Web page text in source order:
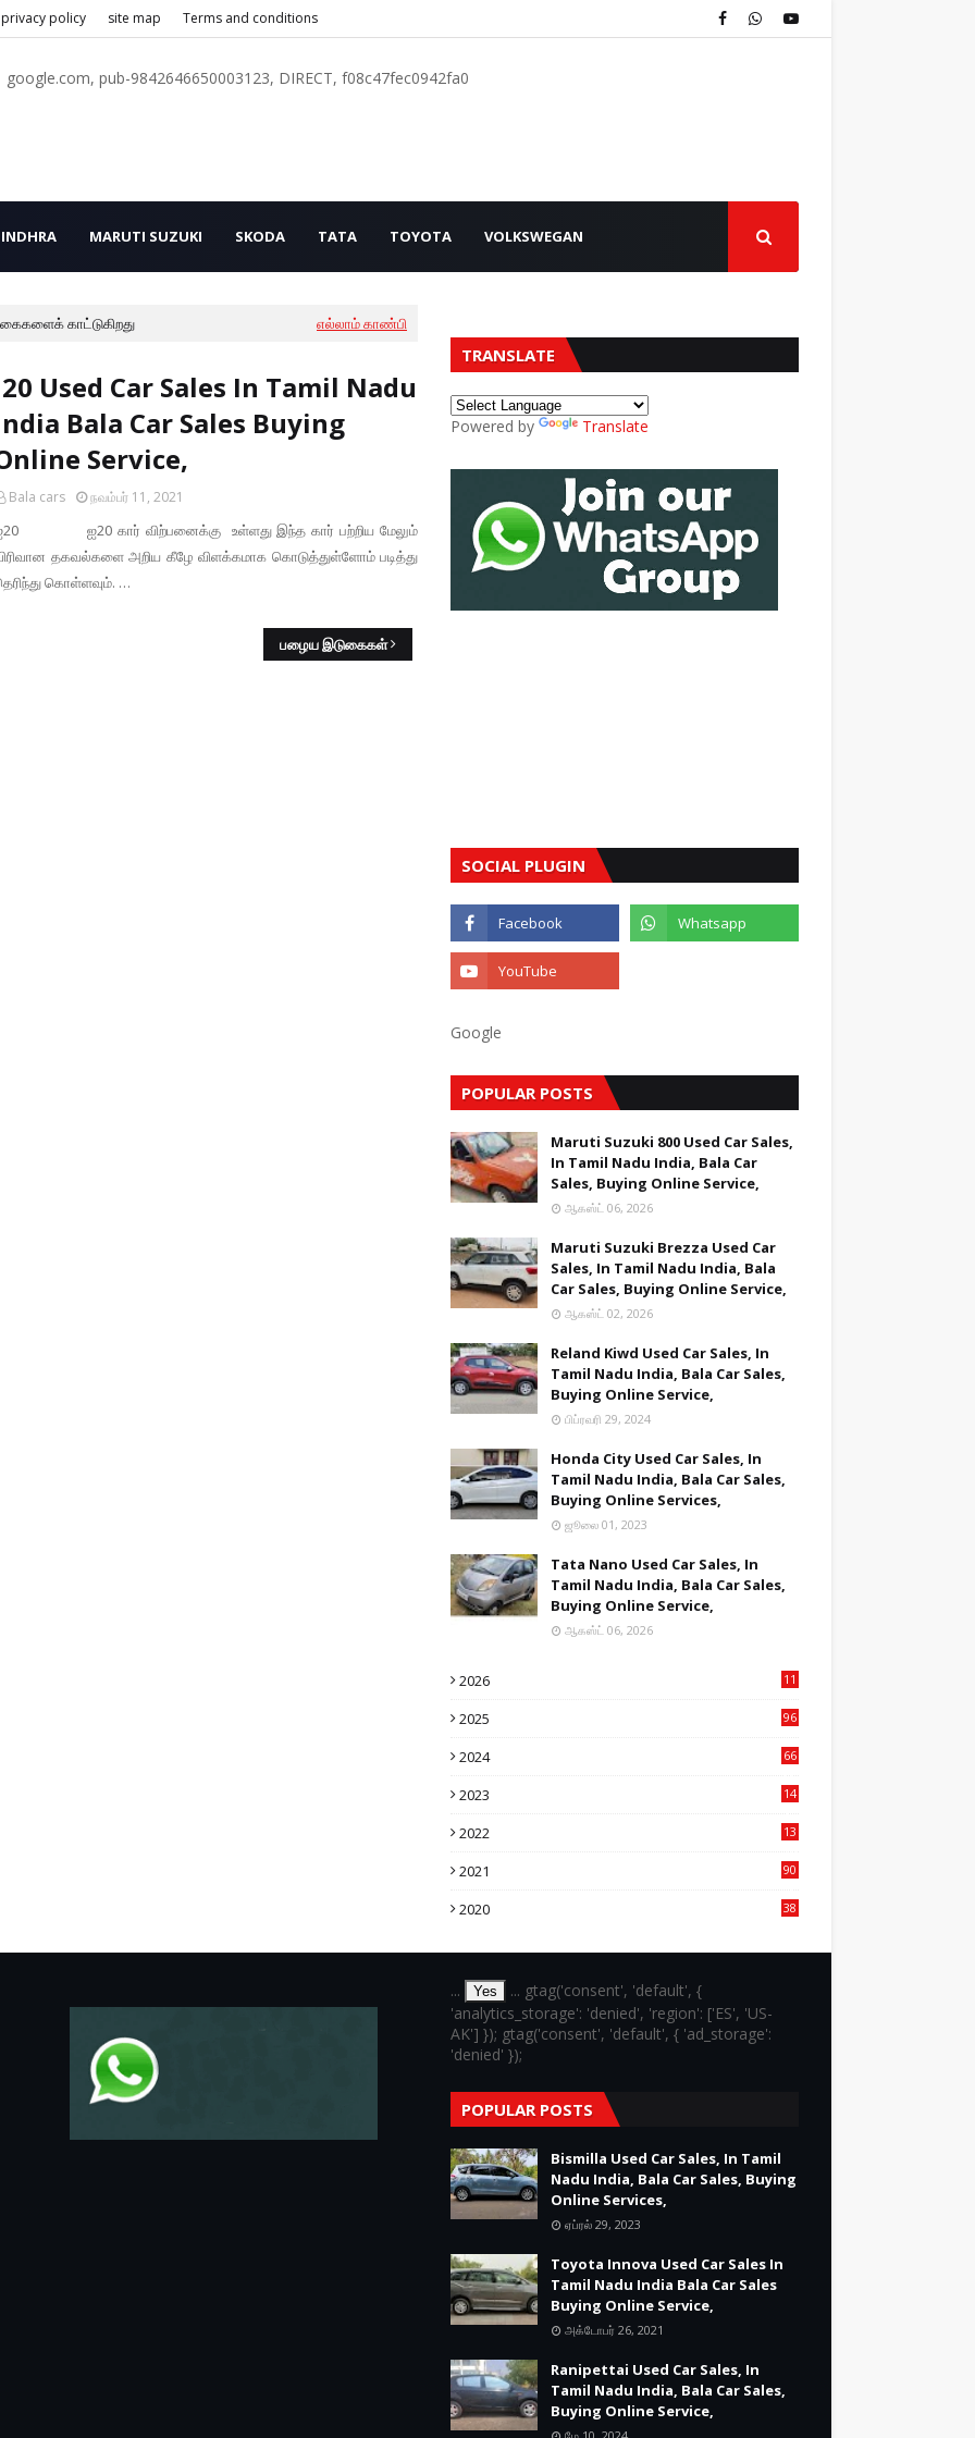
privacy policy site map Terms and conditions
google.com, pub-9842646650003123, DIRECT, f08c47fec0942fa0
MARUTI SUZUKI SKODA TATA TOYOTA VOLKSWEGAN
காட்டுகிறது எல்லாம் காண்பி
Used Car Sales In Tamil Nadu
Bala Car Sales Buying
Service,
Bala cars நவம்பர் 11, 2021
ஐ20 கார் விற்பனைக்கு உள்ளது இந்த கார் பற்றிய மேலும்
தகவல்களை அறிய கீழே விளக்கமாக கொடுத்துள்ளோம் படித்து
கொள்ளவும். …
பழைய இடுகைகள்
TRANSLATE
Powered by Translate
SOCIAL PLUGIN
Google
POPULAR POSTS
Maruti Suzuki 800 Used Car Sales,
In Tamil Nadu India, Bala Car
Sales, Buying Online Service,
ஆகஸ்ட் 06, 2026
Maruti Suzuki Brezza Used Car
Sales, In Tamil Nadu India, Bala
Car Sales, Buying Online Service,
ஆகஸ்ட் 02, 2026
Reland Kiwd Used Car Sales, In
Tamil Nadu India, Bala Car Sales,
Buying Online Service,
பிப்ரவரி 29, 2024
Honda City Used Car Sales, In
Tamil Nadu India, Bala Car Sales,
Buying Online Services,
ஜூலை 01, 2023
Tata Nano Used Car Sales, In
Tamil Nadu India, Bala Car Sales,
Buying Online Service,
ஆகஸ்ட் 06, 2026
2026
11
2025
96
2024
66
2023
14
2022
13
2021
90
2020
38
... Yes
... gtag('consent', 'default', {
'analytics_storage': 'denied', 'region': ['ES', 'US-
AK'] }); gtag('consent', 'default', { 'ad_storage':
'denied' });
POPULAR POSTS
Bismilla Used Car Sales, In Tamil
Nadu India, Bala Car Sales, Buying
Online Services,
ஏப்ரல் 29, 2023
Toyota Innova Used Car Sales In
Tamil Nadu India Bala Car Sales
Buying Online Service,
அக்டோபர் 26, 2021
Ranipettai Used Car Sales, In
Tamil Nadu India, Bala Car Sales,
Buying Online Service,